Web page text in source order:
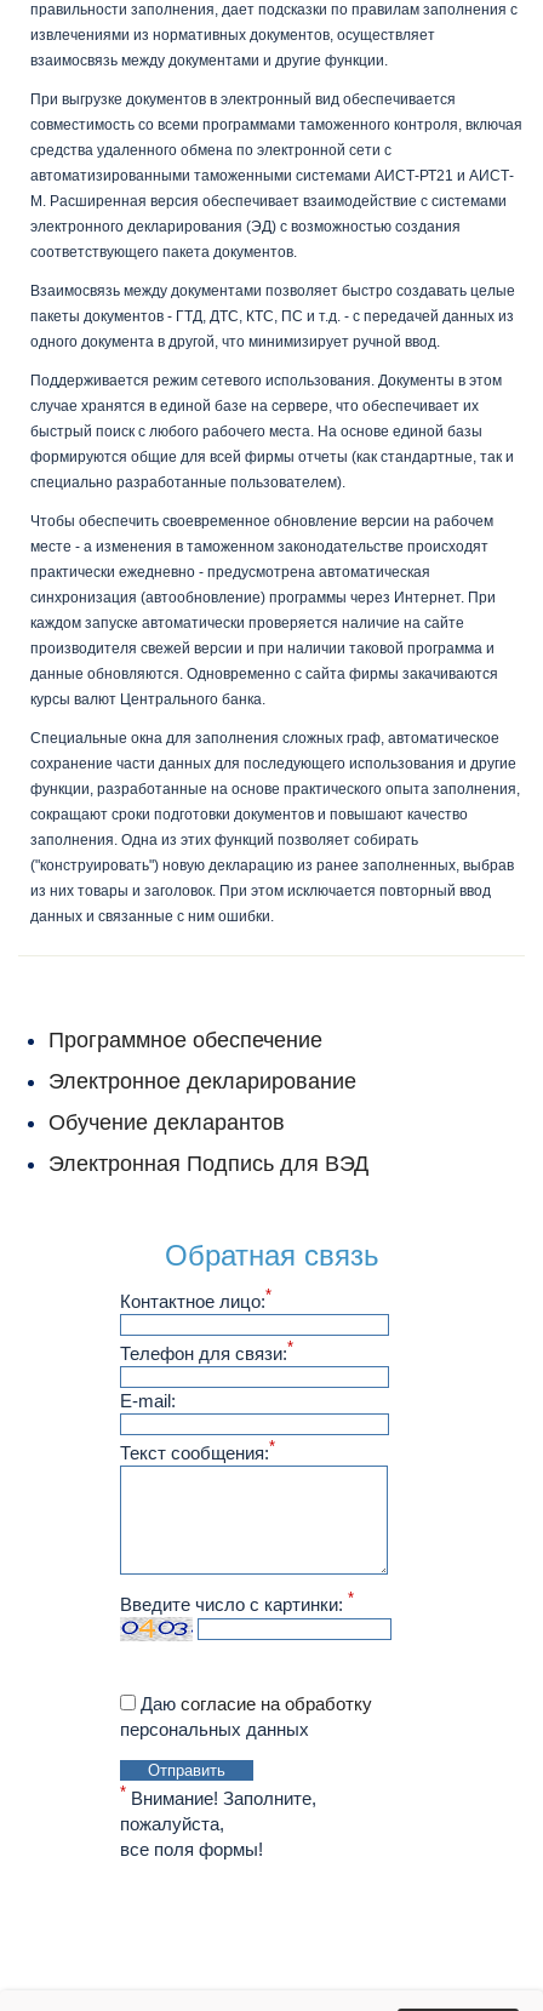
правильности заполнения, дает подсказки по правилам заполнения с
извлечениями из нормативных документов, осуществляет
взаимосвязь между документами и другие функции.
При выгрузке документов в электронный вид обеспечивается
совместимость со всеми программами таможенного контроля, включая
средства удаленного обмена по электронной сети с
автоматизированными таможенными системами АИСТ-РТ21 и АИСТ-
М. Расширенная версия обеспечивает взаимодействие с системами
электронного декларирования (ЭД) с возможностью создания
соответствующего пакета документов.
Взаимосвязь между документами позволяет быстро создавать целые
пакеты документов - ГТД, ДТС, КТС, ПС и т.д. - с передачей данных из
одного документа в другой, что минимизирует ручной ввод.
Поддерживается режим сетевого использования. Документы в этом
случае хранятся в единой базе на сервере, что обеспечивает их
быстрый поиск с любого рабочего места. На основе единой базы
формируются общие для всей фирмы отчеты (как стандартные, так и
специально разработанные пользователем).
Чтобы обеспечить своевременное обновление версии на рабочем
месте - а изменения в таможенном законодательстве происходят
практически ежедневно - предусмотрена автоматическая
синхронизация (автообновление) программы через Интернет. При
каждом запуске автоматически проверяется наличие на сайте
производителя свежей версии и при наличии таковой программа и
данные обновляются. Одновременно с сайта фирмы закачиваются
курсы валют Центрального банка.
Специальные окна для заполнения сложных граф, автоматическое
сохранение части данных для последующего использования и другие
функции, разработанные на основе практического опыта заполнения,
сокращают сроки подготовки документов и повышают качество
заполнения. Одна из этих функций позволяет собирать
("конструировать") новую декларацию из ранее заполненных, выбрав
из них товары и заголовок. При этом исключается повторный ввод
данных и связанные с ним ошибки.
Программное обеспечение
Электронное декларирование
Обучение декларантов
Электронная Подпись для ВЭД
Обратная связь
Контактное лицо:*
Телефон для связи:*
E-mail:
Текст сообщения:*
Введите число с картинки: *
Даю согласие на обработку
персональных данных
Отправить
* Внимание! Заполните,
пожалуйста,
все поля формы!